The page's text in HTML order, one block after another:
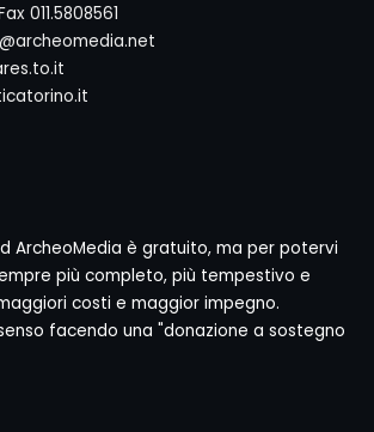
011.5808561
ArcheoMedia è gratuito, ma per potervi
più completo, più tempestivo e
costi e maggior impegno.
facendo una "donazione a sostegno